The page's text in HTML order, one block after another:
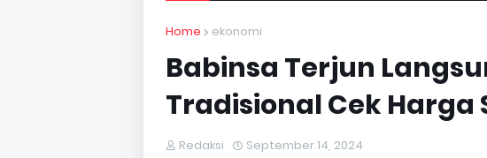
Home ekonomi
Babinsa Terjun
Tradisional Cek Harga
Redaksi September 14, 2024